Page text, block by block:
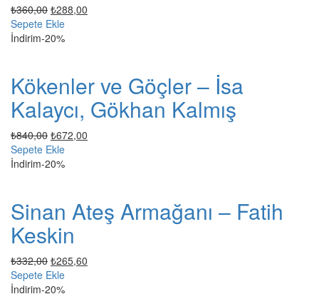
₺360,00 Orijinal
fiyat:
₺360,00.
₺288,00
Sepete Ekle
İndirim-20%
Kökenler ve Göçler – İsa
Kalaycı, Gökhan Kalmış
₺840,00 Orijinal
fiyat:
₺840,00.
₺672,00
Sepete Ekle
İndirim-20%
Sinan Ateş Armağanı – Fatih
Keskin
₺332,00 Orijinal
fiyat:
₺332,00.
₺265,60
Sepete Ekle
İndirim-20%